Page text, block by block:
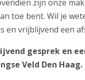
zijn onze
toe bent. Wil je
en vrijblijvend een
gesprek en
Veld Den Haag.